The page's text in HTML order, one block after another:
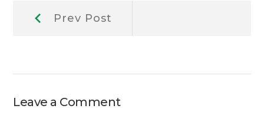
Berichtnavigatie
Prev Post
Leave a Comment